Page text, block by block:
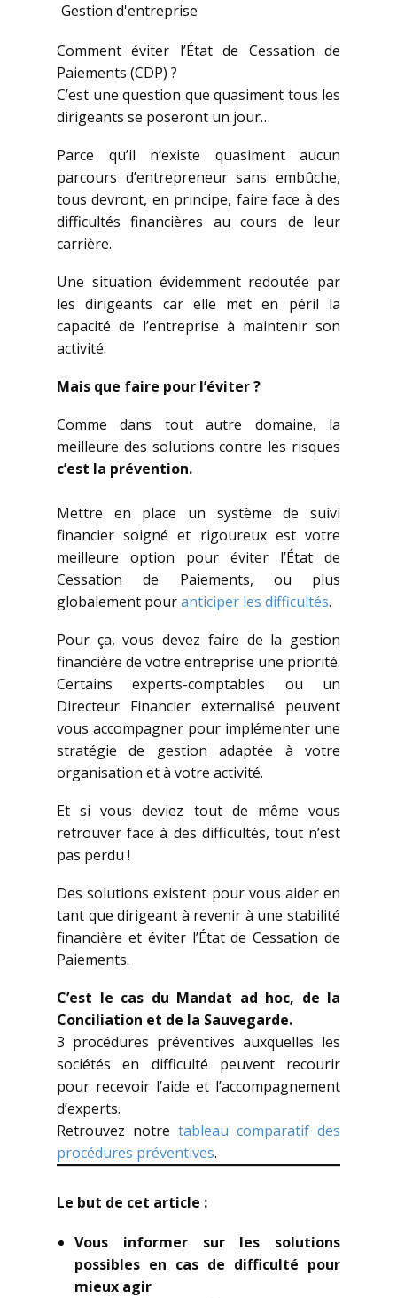
Gestion d'entreprise
Comment éviter l’État de Cessation de
Paiements (CDP) ?
C’est une question que quasiment tous les
dirigeants se poseront un jour…
Parce qu’il n’existe quasiment aucun
parcours d’entrepreneur sans embûche,
tous devront, en principe, faire face à des
difficultés financières au cours de leur
carrière.
Une situation évidemment redoutée par
les dirigeants car elle met en péril la
capacité de l’entreprise à maintenir son
activité.
Mais que faire pour l’éviter ?
Comme dans tout autre domaine, la
meilleure des solutions contre les risques
c’est la prévention.
Mettre en place un système de suivi
financier soigné et rigoureux est votre
meilleure option pour éviter l’État de
Cessation de Paiements, ou plus
globalement pouranticiper les difficultés.
Pour ça, vous devez faire de la gestion
financière de votre entreprise une priorité.
Certains experts-comptables ou un
Directeur Financier externalisé peuvent
vous accompagner pour implémenter une
stratégie de gestion adaptée à votre
organisation et à votre activité.
Et si vous deviez tout de même vous
retrouver face à des difficultés, tout n’est
pas perdu !
Des solutions existent pour vous aider en
tant que dirigeant à revenir à une stabilité
financière et éviter l’État de Cessation de
Paiements.
C’est le cas du Mandat ad hoc, de la
Conciliation et de la Sauvegarde.
3 procédures préventives auxquelles les
sociétés en difficulté peuvent recourir
pour recevoir l’aide et l’accompagnement
d’experts.
Retrouvez notre tableau comparatif des
procédures préventives.
Le but de cet article :
Vous informer sur les solutions
possibles en cas de difficulté pour
mieux agir